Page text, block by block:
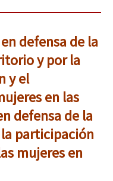
defensa de la
y por la
y el
en las
defensa de la
participación
mujeres en